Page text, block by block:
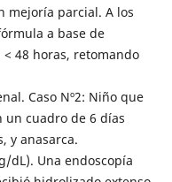
mejoría parcial. A los
a base de
48 horas, retomando
Caso Nº2: Niño que
un cuadro de 6 días
y anasarca.
dL). Una endoscopía